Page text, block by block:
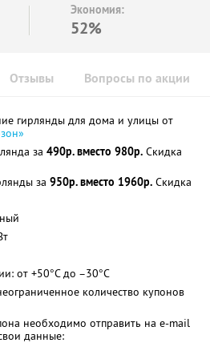
Экономия:
52%
Отзывы Вопросы по акции
гирлянды для дома и улицы от
за 490р. вместо 980р. Скидка
за 950р. вместо 1960р. Скидка
от +50°С до –30°С
количество купонов
необходимо отправить на e-mail
данные: